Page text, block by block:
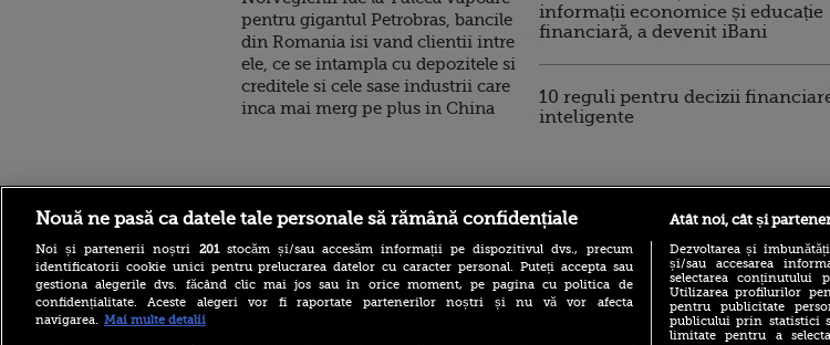
pentru gigantul Petrobras, bancile
din Romania isi vand clientii intre
ele, ce se intampla cu depozitele si
creditele si cele sase industrii care
inca mai merg pe plus in China
informații economice și educație
financiară, a devenit iBani
10 reguli pentru decizii
inteligente
Stirileprotv.ro ilike-it.ro foodstory.ro
Nouă ne pasă ca datele tale personale să rămână confidențiale
Noi și partenerii noștri 201stocăm și/sau accesăm informații pe dispozitivul dvs., precum
identificatorii cookie unici pentru prelucrarea datelor cu caracter personal. Puteți accepta sau
gestiona alegerile dvs. făcând clic mai jos sau în orice moment, pe pagina cu politica de
confidențialitate. Aceste alegeri vor fi raportate partenerilor noștri și nu vă vor afecta
navigarea. Mai multe detalii
Atât noi, cât și
Dezvoltarea și
și/sau accesarea
selectarea conținutului
Utilizarea profilurilor
pentru publicitate
publicului prin statistici
limitate pentru a